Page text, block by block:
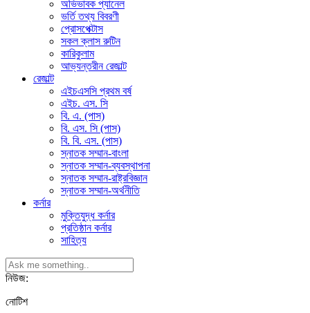
অভিভাবক প্যানেল
ভর্তি তথ্য বিবরণী
প্রোসপেক্টাস
সকল ক্লাস রুটিন
কারিকুলাম
আভ্যন্তরীন রেজাল্ট
রেজাল্ট
এইচএসসি প্রথম বর্ষ
এইচ. এস. সি
বি. এ. (পাস)
বি. এস. সি (পাস)
বি. বি. এস. (পাস)
স্নাতক সম্মান-বাংলা
স্নাতক সম্মান-ব্যবস্থাপনা
স্নাতক সম্মান-রাষ্ট্রবিজ্ঞান
স্নাতক সম্মান-অর্থনীতি
কর্নার
মুক্তিযুদ্ধ কর্নার
প্রতিষ্ঠান কর্নার
সাহিত্য
নিউজ:
নোটিশ